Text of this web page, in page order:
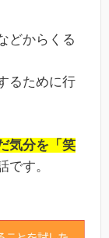
どからくる
るために行
気分を「笑
です。